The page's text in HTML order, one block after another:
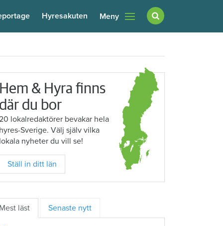
Hyresakuten Meny
Hem & Hyra finns
där du bor
lokalredaktörer bevakar hela
hyres-Sverige. Välj själv vilka
lokala nyheter du vill se!
Ställ in ditt län
Mest läst Senaste nytt